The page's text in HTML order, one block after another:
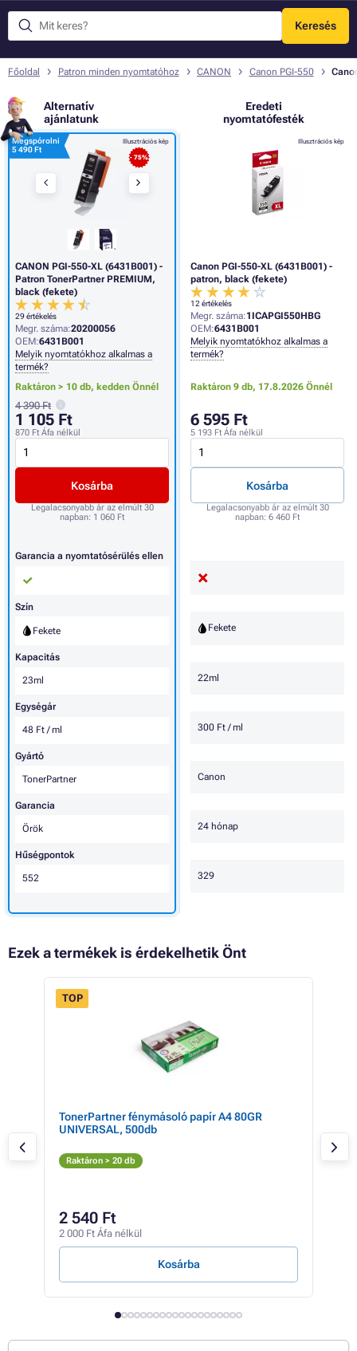
Keresés
Menü
Főoldal Patron minden nyomtatóhoz CANON Canon PGI-550
Alternatív
ajánlatunk
Eredeti
nyomtatófesték
Illusztrációs kép
Canon PGI-550-XL (6431B001) -
patron, black (fekete)
12 értékelés
Megr. száma:1ICAPGI550HBG
OEM:6431B001
Melyik nyomtatókhoz alkalmas a
termék?
Raktáron 9 db, 17.8.2026 Önnél
6 595 Ft
5 193 Ft Áfa nélkül
Kosárba
Legalacsonyabb ár az elmúlt 30
napban: 6 460 Ft
Fekete
22ml
300 Ft / ml
Canon
24 hónap
329
Illusztrációs kép
- 75%
Megspórolni
5 490 Ft
CANON PGI-550-XL (6431B001) -
Patron TonerPartner PREMIUM,
black (fekete)
29 értékelés
Megr. száma:20200056
OEM:6431B001
Melyik nyomtatókhoz alkalmas a
termék?
Raktáron > 10 db, kedden Önnél
4 390 Ft
1 105 Ft
870 Ft Áfa nélkül
Kosárba
Legalacsonyabb ár az elmúlt 30
napban: 1 060 Ft
Garancia a nyomtatósérülés ellen
Szín
Fekete
Kapacitás
23ml
Egységár
48 Ft / ml
Gyártó
TonerPartner
Garancia
Örök
Hűségpontok
552
Ezek a termékek is érdekelhetik Önt
TOP
TonerPartner fénymásoló papír A4 80GR
UNIVERSAL, 500db
Raktáron > 20 db
2 540 Ft
2 000 Ft Áfa nélkül
Kosárba